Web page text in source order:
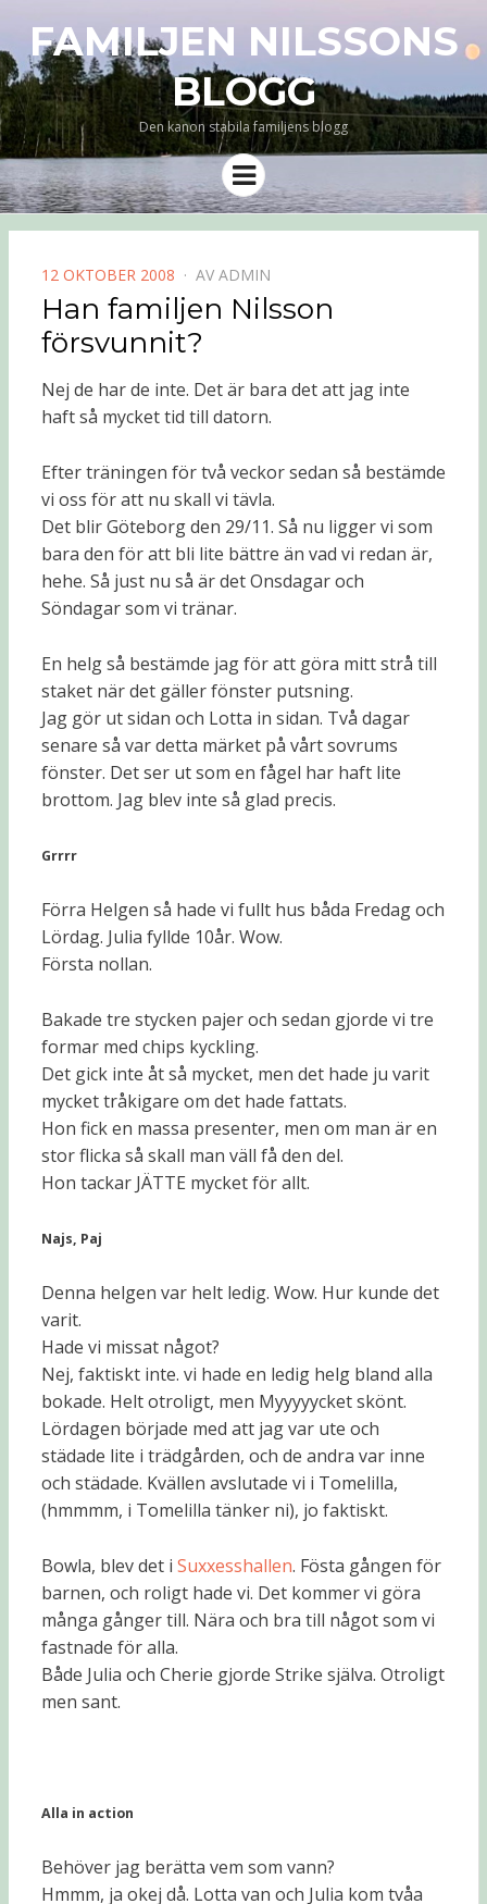
FAMILJEN NILSSONS
BLOGG
Den kanon stabila familjens blogg
Meny
PUBLICERAD
DEN
12 OKTOBER 2008 AV ADMIN
Han familjen Nilsson
försvunnit?
Nej de har de inte. Det är bara det att jag inte
haft så mycket tid till datorn.
Efter träningen för två veckor sedan så bestämde
vi oss för att nu skall vi tävla.
Det blir Göteborg den 29/11. Så nu ligger vi som
bara den för att bli lite bättre än vad vi redan är,
hehe. Så just nu så är det Onsdagar och
Söndagar som vi tränar.
En helg så bestämde jag för att göra mitt strå till
staket när det gäller fönster putsning.
Jag gör ut sidan och Lotta in sidan. Två dagar
senare så var detta märket på vårt sovrums
fönster. Det ser ut som en fågel har haft lite
brottom. Jag blev inte så glad precis.
Grrrr
Förra Helgen så hade vi fullt hus båda Fredag och
Lördag. Julia fyllde 10år. Wow.
Första nollan.
Bakade tre stycken pajer och sedan gjorde vi tre
formar med chips kyckling.
Det gick inte åt så mycket, men det hade ju varit
mycket tråkigare om det hade fattats.
Hon fick en massa presenter, men om man är en
stor flicka så skall man väll få den del.
Hon tackar JÄTTE mycket för allt.
Najs, Paj
Denna helgen var helt ledig. Wow. Hur kunde det
varit.
Hade vi missat något?
Nej, faktiskt inte. vi hade en ledig helg bland alla
bokade. Helt otroligt, men Myyyyycket skönt.
Lördagen började med att jag var ute och
städade lite i trädgården, och de andra var inne
och städade. Kvällen avslutade vi i Tomelilla,
(hmmmm, i Tomelilla tänker ni), jo faktiskt.
Bowla, blev det i Suxxesshallen. Fösta gången för
barnen, och roligt hade vi. Det kommer vi göra
många gånger till. Nära och bra till något som vi
fastnade för alla.
Både Julia och Cherie gjorde Strike själva. Otroligt
men sant.
Alla in action
Behöver jag berätta vem som vann?
Hmmm, ja okej då. Lotta van och Julia kom tvåa